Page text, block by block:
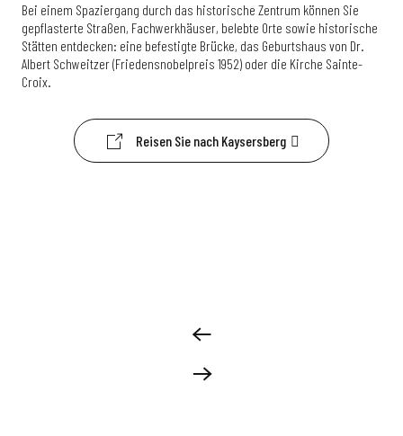
Bei einem Spaziergang durch das historische Zentrum können Sie
gepflasterte Straßen, Fachwerkhäuser, belebte Orte sowie historische
Stätten entdecken: eine befestigte Brücke, das Geburtshaus von Dr.
Albert Schweitzer (Friedensnobelpreis 1952) oder die Kirche Sainte-
Croix.
Reisen Sie nach Kaysersberg